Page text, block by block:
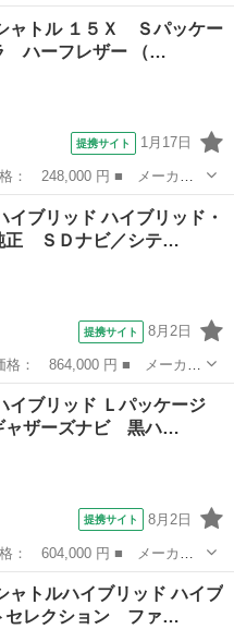
■ グレード名： ｅ：ＨＥ
歴なし Ｈｏｎｄａ販売店全
ャトル １５Ｘ Ｓパッケー
ハーフレザー （…
提携サイト 1月17日
ャトル ■ グレード名： １
ーフレザー ■ 排気量：
イブリッド ハイブリッド・
正 ＳＤナビ／シテ…
提携サイト 8月2日
ブリッド ■ グレード
正 ＳＤナビ／シティーブレ
イブリッド Ｌパッケージ
ャザーズナビ 黒ハ…
提携サイト 8月2日
ブリッド ■ グレード
ャザーズナビ 黒ハーフレザ
ャトルハイブリッド ハイブ
セレクション ファ…